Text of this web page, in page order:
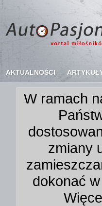
AKTUALNOŚCI
W ramach
zmiany
dokonać